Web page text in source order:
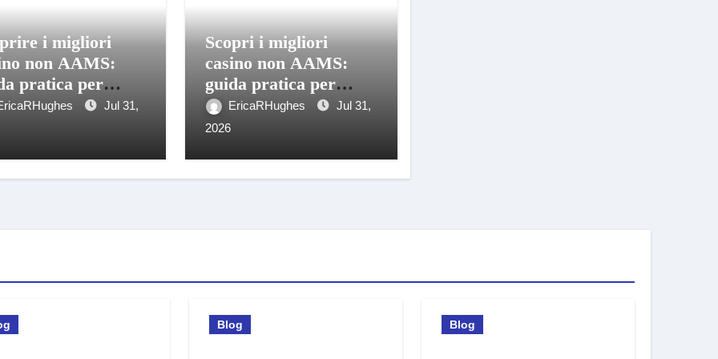
i migliori
non AAMS:
pratica per
italiani Jul 31,
Scopri i migliori
casino non AAMS:
guida pratica per
giocatori informati
EricaRHughes
Jul 31,
2026
Blog Blog